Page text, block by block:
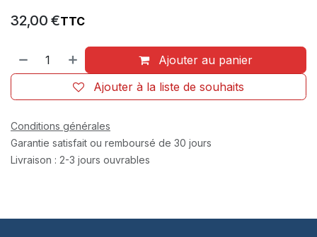
32,00 €TTC
Ajouter au panier
Ajouter à la liste de souhaits
Conditions générales
Garantie satisfait ou remboursé de 30 jours
Livraison : 2-3 jours ouvrables